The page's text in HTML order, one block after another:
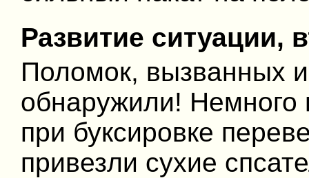
Развитие ситуации,
Поломок, вызванных
обнаружили! Немного
при буксировке
привезли сухие